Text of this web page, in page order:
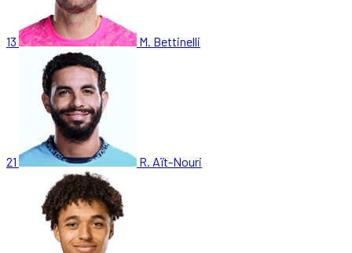
13 M. Bettinelli
21 R. Aït-Nouri